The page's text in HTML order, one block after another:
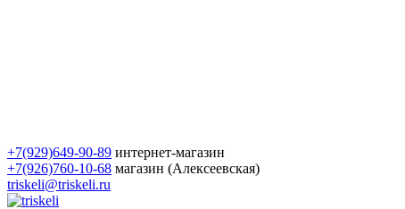
+7(929)649-90-89 интернет-магазин
+7(926)760-10-68 магазин (Алексеевская)
triskeli@triskeli.ru